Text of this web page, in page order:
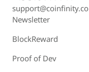
support@coinfinity.co
Newsletter
BlockReward
Proof of Dev